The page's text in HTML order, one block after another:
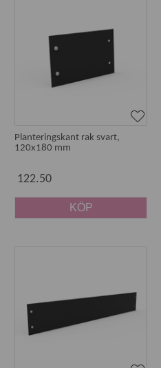
Planteringskant rak svart,
120x180 mm
122.50
KÖP